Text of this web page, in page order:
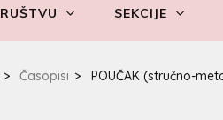
SEKCIJE
> Časopisi > POUČAK (stručno-